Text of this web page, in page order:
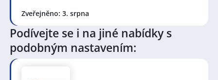
Zveřejněno: 3. srpna
Podívejte se i na jiné nabídky s
podobným nastavením: